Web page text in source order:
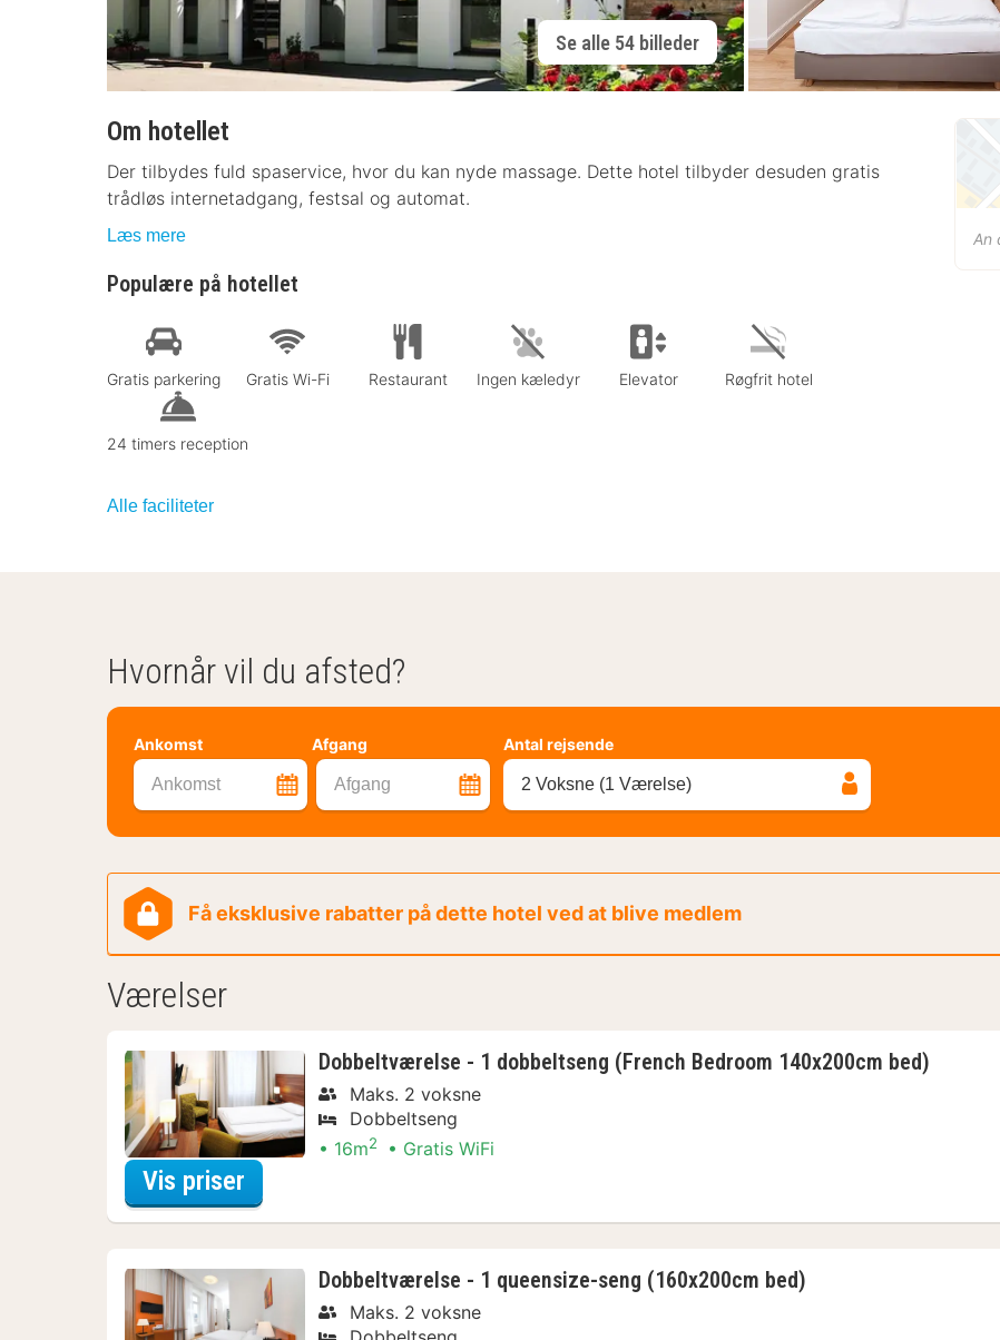
Se alle 54 billeder
Om hotellet
Der tilbydes fuld spaservice, hvor du kan nyde massage. Dette hotel tilbyder desuden gratis
trådløs internetadgang, festsal og automat.
Læs mere
Populære på hotellet
Gratis parkering Gratis Wi-Fi Restaurant Ingen kæledyr Elevator Røgfrit hotel
24 timers reception
Alle faciliteter
An
Hvornår vil du afsted?
Ankomst Afgang
Ankomst Afgang
Antal rejsende
2 Voksne (1 Værelse)
Få eksklusive rabatter på dette hotel ved at blive medlem
Værelser
Dobbeltværelse - 1 dobbeltseng (French Bedroom 140x200cm bed)
Maks. 2 voksne
Dobbeltseng
16m2 Gratis WiFi
Vis priser
Dobbeltværelse - 1 queensize-seng (160x200cm bed)
Maks. 2 voksne